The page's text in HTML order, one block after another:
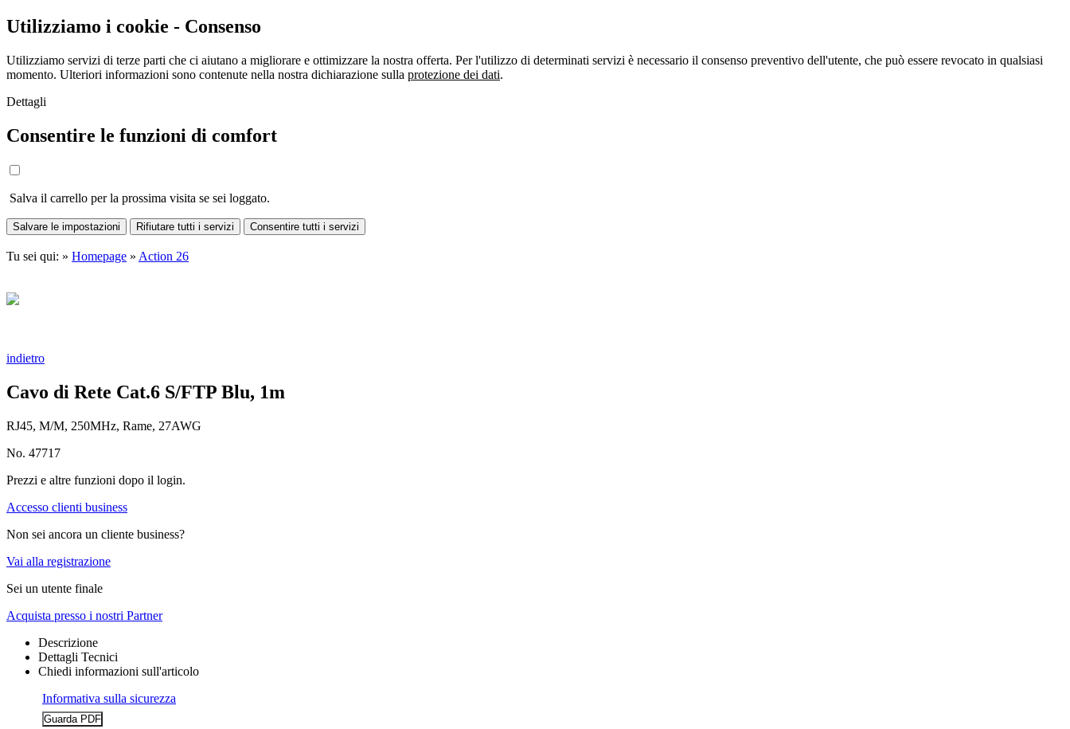
Utilizziamo i cookie - Consenso
Utilizziamo servizi di terze parti che ci aiutano a migliorare e ottimizzare la nostra offerta. Per l'utilizzo di determinati servizi è necessario il consenso preventivo dell'utente, che può essere revocato in qualsiasi
momento. Ulteriori informazioni sono contenute nella nostra dichiarazione sulla protezione dei dati.
Dettagli
Consentire le funzioni di comfort
Salva il carrello per la prossima visita se sei loggato.
Salvare le impostazioni Rifiutare tutti i servizi Consentire tutti i servizi
Tu sei qui: » Homepage » Action 26
indietro
Cavo di Rete Cat.6 S/FTP Blu, 1m
RJ45, M/M, 250MHz, Rame, 27AWG
No. 47717
Prezzi e altre funzioni dopo il login.
Accesso clienti business
Non sei ancora un cliente business?
Vai alla registrazione
Sei un utente finale
Acquista presso i nostri Partner
Descrizione
Dettagli Tecnici
Chiedi informazioni sull'articolo
Informativa sulla sicurezza